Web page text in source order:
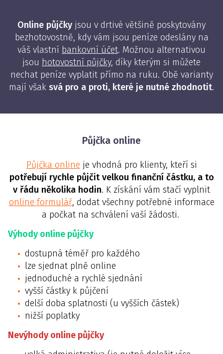
Online půjčky jsou v drtivé většině poskytovány
bezhotovostně, kdy vám jsou peníze odeslány na
váš vlastní bankovní účet. Možnou alternativou
jsou hotovostní půjčky, díky kterým si můžete
nechat peníze vyplatit přímo na ruku. Obě varianty
mají však svá pro a proti, které je nutné zhodnotit.
Půjčka online
Půjčka online je vhodná pro klienty, kteří si
potřebují rychle půjčit velkou finanční částku, a to
v řádu několika hodin. K získání vám stačí vyplnit
online formulář, dodat všechny potřebné informace
a počkat na schválení vaší žádosti.
Výhody online půjčky
dostupná téměř pro každého
lze sjednat plně online
jednoduché a rychlé sjednání
vyšší částky k půjčení
delší doba splatnosti (u vyšších částek)
nižší poplatky
Nevýhody online půjčky